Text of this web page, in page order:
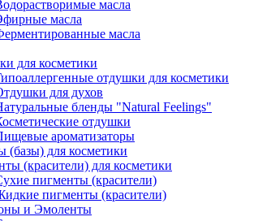
масла
масла
масла
для косметики
отдушки для косметики
для духов
бленды "Natural Feelings"
отдушки
ароматизаторы
(базы) для косметики
(красители) для косметики
пигменты (красители)
пигменты (красители)
и Эмоленты